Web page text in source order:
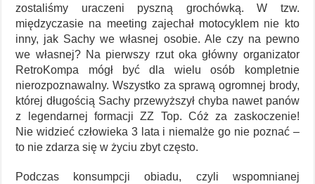
zostaliśmy uraczeni pyszną grochówką. W tzw.
międzyczasie na meeting zajechał motocyklem nie kto
inny, jak Sachy we własnej osobie. Ale czy na pewno
we własnej? Na pierwszy rzut oka główny organizator
RetroKompa mógł być dla wielu osób kompletnie
nierozpoznawalny. Wszystko za sprawą ogromnej brody,
której długością Sachy przewyższył chyba nawet panów
z legendarnej formacji ZZ Top. Cóż za zaskoczenie!
Nie widzieć człowieka 3 lata i niemalże go nie poznać –
to nie zdarza się w życiu zbyt często.
Podczas konsumpcji obiadu, czyli wspomnianej